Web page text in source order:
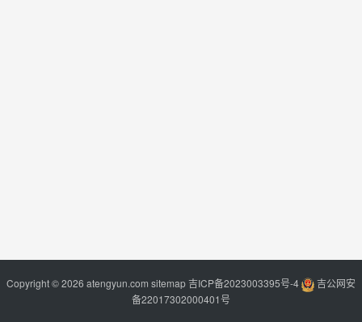
Copyright © 2026 atengyun.com sitemap吉ICP备2023003395号-4
吉公网安
备22017302000401号